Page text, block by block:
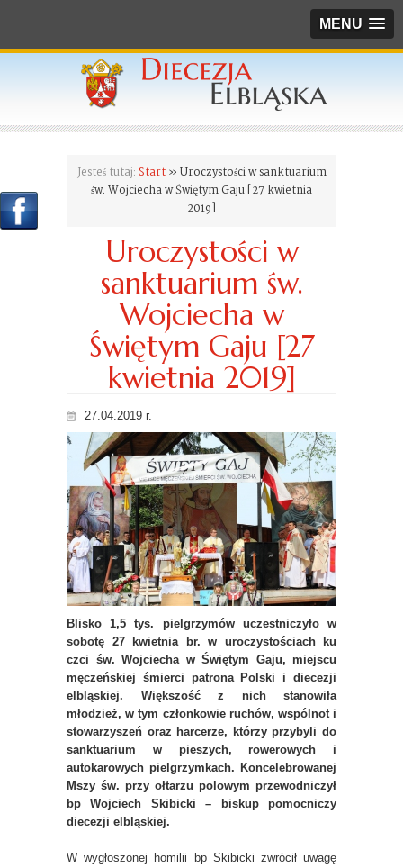
MENU
Jesteś tutaj: Start» Uroczystości w sanktuarium
św. Wojciecha w Świętym Gaju [27 kwietnia
2019]
Uroczystości w
sanktuarium św.
Wojciecha w
Świętym Gaju [27
kwietnia 2019]
27.04.2019 r.
Blisko 1,5 tys. pielgrzymów uczestniczyło w
sobotę 27 kwietnia br. w uroczystościach ku
czci św. Wojciecha w Świętym Gaju, miejscu
męczeńskiej śmierci patrona Polski i diecezji
elbląskiej. Większość z nich stanowiła
młodzież, w tym członkowie ruchów, wspólnot i
stowarzyszeń oraz harcerze, którzy przybyli do
sanktuarium w pieszych, rowerowych i
autokarowych pielgrzymkach. Koncelebrowanej
Mszy św. przy ołtarzu polowym przewodniczył
bp Wojciech Skibicki – biskup pomocniczy
diecezji elbląskiej.
W wygłoszonej homilii bp Skibicki zwrócił uwagę